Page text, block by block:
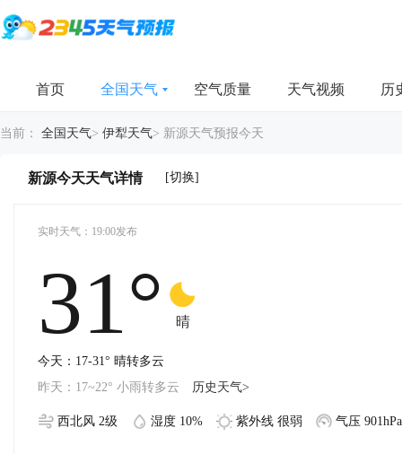
首页 全国天气 空气质量 天气视频 历
当前： 全国天气> 伊犁天气> 新源天气预报今天
新源今天天气详情 [切换]
实时天气：19:00发布
31° 晴
今天：17-31° 晴转多云
昨天：17~22° 小雨转多云
历史天气>
西北风 2级 湿度 10% 紫外线 很弱 气压 901hPa